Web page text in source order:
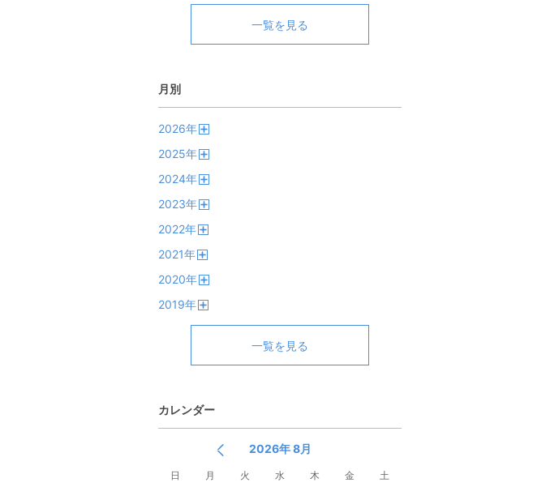
一覧を見る
月別
2026年
2025年
2024年
2023年
2022年
2021年
2020年
2019年
一覧を見る
カレンダー
2026年 8月
日 月 火 水 木 金 土